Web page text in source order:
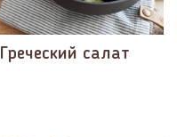
Греческий салат